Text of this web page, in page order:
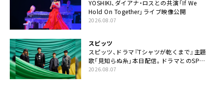
YOSHIKI、ダイアナ・ロスとの共演「If We
Hold On Together」ライブ映像公開
2026.08.07
スピッツ
スピッツ、ドラマ『Tシャツが乾くまで』主題
歌「見知らぬ糸」本日配信。ドラマとのSPコ
ラボムービー公開も
2026.08.07